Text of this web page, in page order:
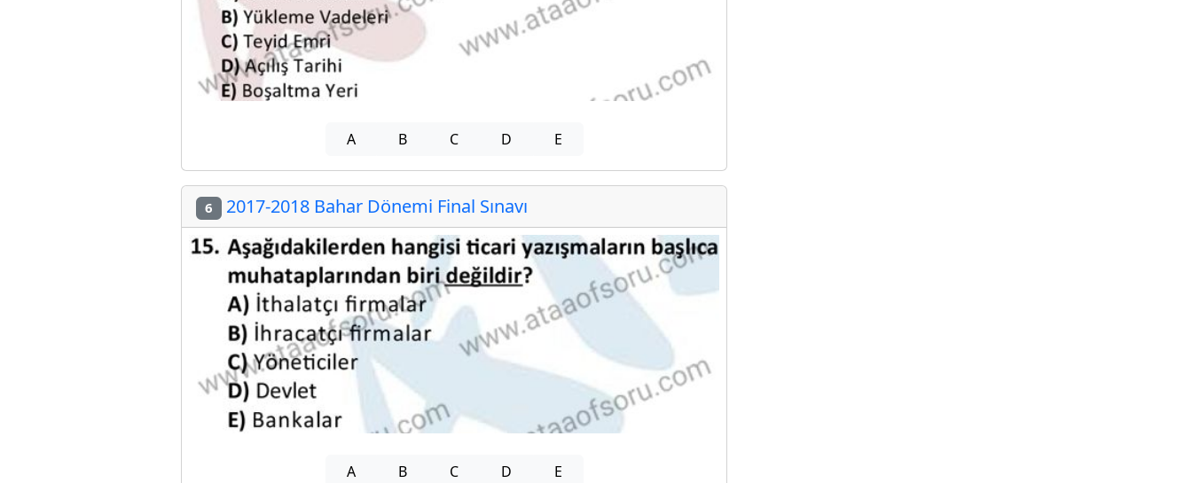
A B C D E
6 2017-2018 Bahar Dönemi Final Sınavı
A B C D E